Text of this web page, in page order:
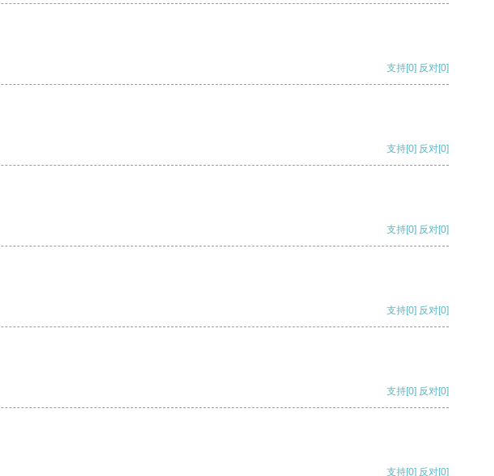
支持[0] 反对[0]
支持[0] 反对[0]
支持[0] 反对[0]
支持[0] 反对[0]
支持[0] 反对[0]
支持[0] 反对[0]